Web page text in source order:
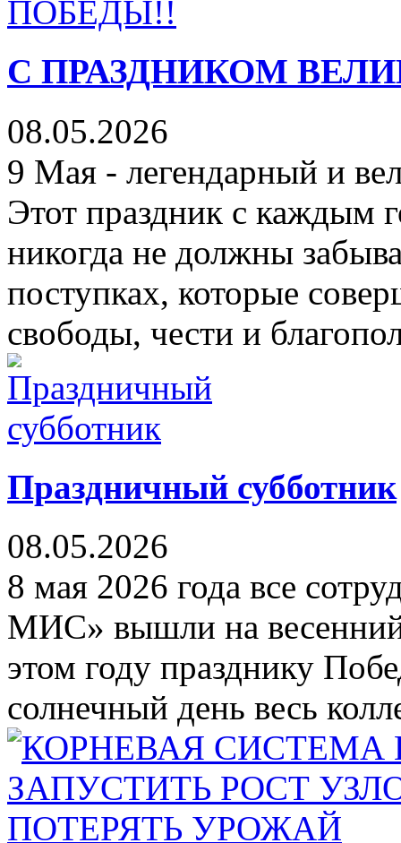
С ПРАЗДНИКОМ
08.05.2026
9 Мая - легендарный и
Этот праздник с каждым
никогда не должны
поступках, которые
свободы, чести и
Праздничный субботник
08.05.2026
8 мая 2026 года все
МИС» вышли на
этом году празднику
солнечный день весь